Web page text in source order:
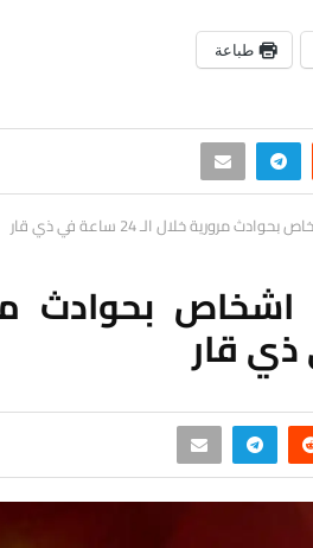
طباعة
مرورية خلال الـ 24 ساعة في ذي قار
بحوادث